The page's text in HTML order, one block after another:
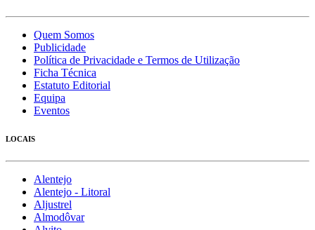
Quem Somos
Publicidade
Política de Privacidade e Termos de Utilização
Ficha Técnica
Estatuto Editorial
Equipa
Eventos
LOCAIS
Alentejo
Alentejo - Litoral
Aljustrel
Almodôvar